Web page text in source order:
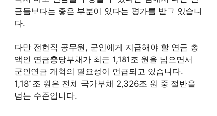
금들보다는 좋은 부분이 있다는 평가를 받고 있습니
다.
다만 전현직 공무원, 군인에게 지급해야 할 연금 총
액인 연금충당부채가 최근 1,181조 원을 넘으면서
군인연금 개혁의 필요성이 언급되고 있습니다.
1,181조 원은 전체 국가부채 2,326조 원 중 절반을
넘는 수준입니다.